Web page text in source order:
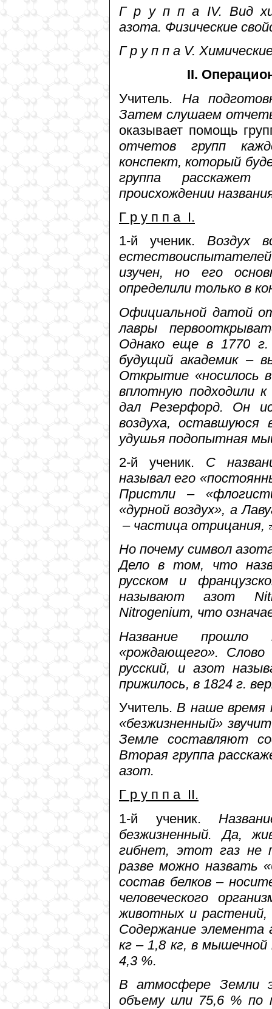
Г р у п п а IV. Вид
азота. Физические
Г р у п п а V.
II.
Учитель. На
Затем слушаем
оказывает помощь
отчетов групп
конспект, который
группа
происхождении
Г р у п п а I.
1-й ученик. Воздух
изучен, но его
определили только в
Официальной датой
лавры
Однако еще в 1770
будущий академик –
Открытие «носилось в
вплотную подходили
дал Резерфорд. Он
воздуха, оставшуюся
удушья подопытная
2-й ученик. С
называл его
Пристли –
«дурной воздух», а
– частица отрицания,
Но почему символ
Дело в том, что
русском и
называют азот
Nitrogenium, что
Название прошло
«рождающего». Слово
русский, и азот
прижилось, в 1824 г.
Учитель.В наше время
«безжизненный»
Земле составляют
Вторая группа
азот.
Г р у п п а II.
1-й ученик.
безжизненный. Да,
гибнет, этот газ не
разве можно назвать
состав белков –
человеческого
животных и растений,
Содержание элемента
кг – 1,8 кг, в
4,3 %.
В атмосфере Земли
объему или 75,6 % по